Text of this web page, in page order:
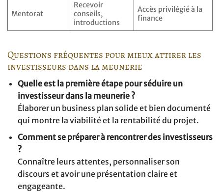
Mentorat
Recevoir
conseils,
introductions
Accès privilégié à la
finance
Questions fréquentes pour mieux attirer les
investisseurs dans la meunerie
Quelle est la première étape pour séduire un
investisseur dans la meunerie ?
Élaborer un business plan solide et bien documenté
qui montre la viabilité et la rentabilité du projet.
Comment se préparer à rencontrer des investisseurs
?
Connaître leurs attentes, personnaliser son
discours et avoir une présentation claire et
engageante.